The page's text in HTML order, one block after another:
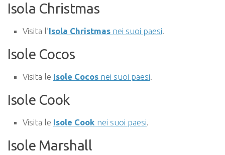
Isola Christmas
Visita l’Isola Christmas nei suoi paesi.
Isole Cocos
Visita le Isole Cocos nei suoi paesi.
Isole Cook
Visita le Isole Cook nei suoi paesi.
Isole Marshall